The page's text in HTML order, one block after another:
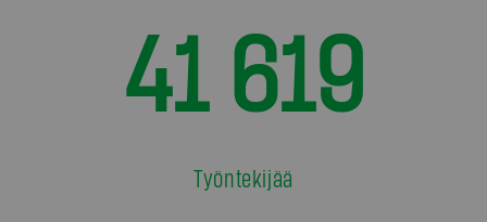
41 619
Työntekijää